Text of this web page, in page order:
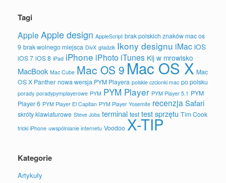
Tagi
Apple Apple design AppleScript brak polskich znaków mac os
9 brak wolnego miejsca DivX gładzik Ikony designu iMac iOS
iOS 7 iOS 8 iPad iPhone iPhoto iTunes Kij w mrowisko
MacBook Mac Cube Mac OS 9 Mac OS X Mac
OS X Panther nowa wersja PYM Playera polskie czcionki mac po polsku
porady poradypymplayerowe PYM PYM Player PYM Player 5.1 PYM
Player 6 PYM Player El Capitan PYM Player Yosemite recenzja Safari
skróty klawiaturowe Steve Jobs terminal test test sprzętu Tim Cook
tricki iPhone uwspólnianie internetu Voodoo X-TIP
Kategorie
Artykuły